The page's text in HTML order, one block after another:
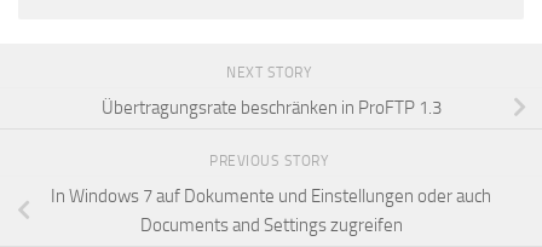
NEXT STORY
Übertragungsrate beschränken in ProFTP 1.3
PREVIOUS STORY
In Windows 7 auf Dokumente und Einstellungen oder auch
Documents and Settings zugreifen